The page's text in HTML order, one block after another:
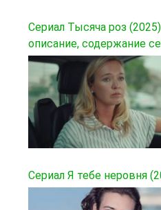
Сериал Тысяча роз
описание, содержание
Сериал Я тебе неровня